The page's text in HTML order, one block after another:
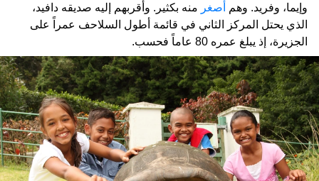
وإيما، وفريد. وهم
أصغر منه بكثير. وأقربهم إليه صديقه دافيد،
الذي يحتل المركز الثاني في قائمة أطول السلاحف عمراً على
الجزيرة، إذ يبلغ عمره 80 عاماً فحسب.